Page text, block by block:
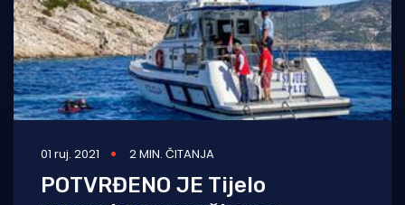
01 ruj. 2021 2 MIN. ČITANJA
POTVRĐENO JE Tijelo